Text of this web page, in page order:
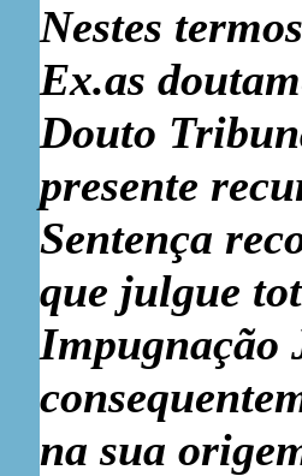
Nestes
Ex.as
Douto
presente
Sentença
que julgue
Impugnação
na sua